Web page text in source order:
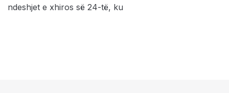
ndeshjet e xhiros së 24-të, ku